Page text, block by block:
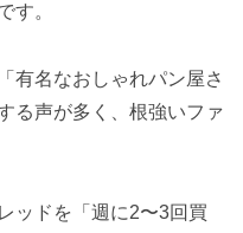
す。
有名なおしゃれパン屋さ
る声が多く、根強いファ
ッドを「週に2〜3回買